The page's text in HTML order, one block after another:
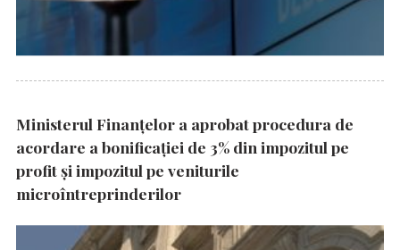
Ministerul Finanțelor a aprobat procedura de
acordare a bonificației de 3% din impozitul pe
profit și impozitul pe veniturile
microîntreprinderilor